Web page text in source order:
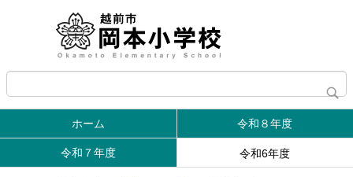
ホーム 令和８年度
令和７年度 令和6年度